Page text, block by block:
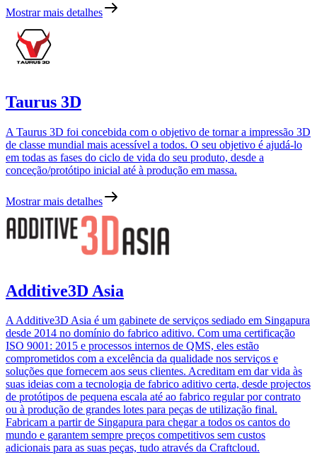
Mostrar mais detalhes
Taurus 3D
A Taurus 3D foi concebida com o objetivo de tornar a impressão 3D
de classe mundial mais acessível a todos. O seu objetivo é ajudá-lo
em todas as fases do ciclo de vida do seu produto, desde a
conceção/protótipo inicial até à produção em massa.
Mostrar mais detalhes
Additive3D Asia
A Additive3D Asia é um gabinete de serviços sediado em Singapura
desde 2014 no domínio do fabrico aditivo. Com uma certificação
ISO 9001: 2015 e processos internos de QMS, eles estão
comprometidos com a excelência da qualidade nos serviços e
soluções que fornecem aos seus clientes. Acreditam em dar vida às
suas ideias com a tecnologia de fabrico aditivo certa, desde projectos
de protótipos de pequena escala até ao fabrico regular por contrato
ou à produção de grandes lotes para peças de utilização final.
Fabricam a partir de Singapura para chegar a todos os cantos do
mundo e garantem sempre preços competitivos sem custos
adicionais para as suas peças, tudo através da Craftcloud.